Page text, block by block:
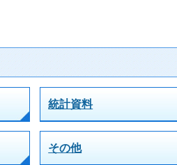
統計資料
その他